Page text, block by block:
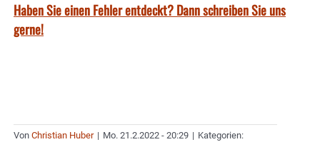
Haben Sie einen Fehler entdeckt? Dann schreiben Sie uns
gerne!
Von Christian Huber | Mo. 21.2.2022 - 20:29 | Kategorien: